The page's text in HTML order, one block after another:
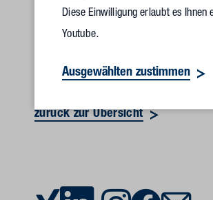
Noch informativer, moderner und
wünschen viel Spaß beim Entdecken
Selbstverständlich sind wir
zurück zur Übersicht
Diese Einwilligung erlaubt es Ihnen
Youtube.
Ausgewählten zustimmen